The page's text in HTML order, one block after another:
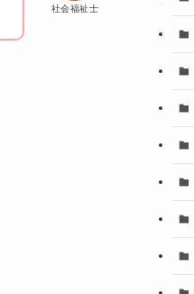
社会福祉士